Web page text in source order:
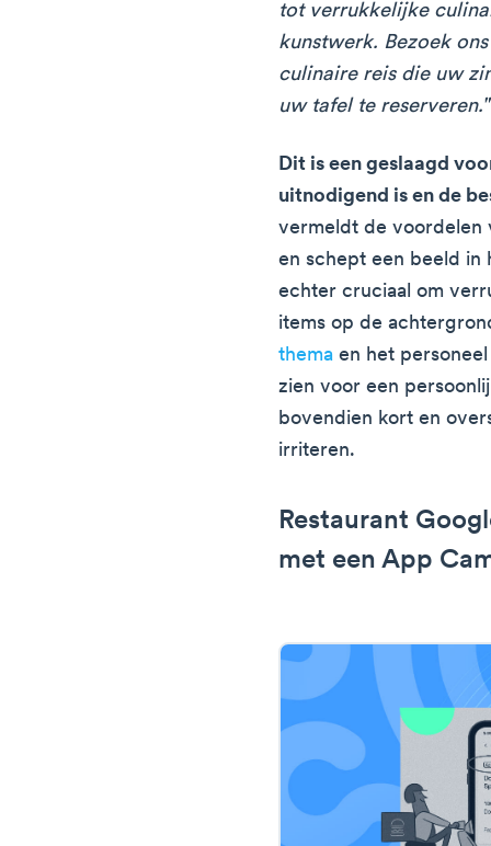
tot verrukkelijke
kunstwerk. Bezoek
culinaire reis die uw
uw tafel te reserveren."
Dit is een geslaagd
uitnodigend is en de
vermeldt de voordelen
en schept een beeld in
echter cruciaal om
items op de
themaen het
zien voor een
bovendien kort en
irriteren.
Restaurant
met een App